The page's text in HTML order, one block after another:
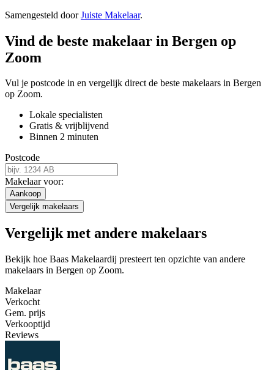
Samengesteld doorJuiste Makelaar.
Vind de beste makelaar in Bergen op
Zoom
Vul je postcode in en vergelijk direct de beste makelaars in Bergen
op Zoom.
Lokale specialisten
Gratis & vrijblijvend
Binnen 2 minuten
Postcode
Makelaar voor:
Aankoop
Vergelijk makelaars
Vergelijk met andere makelaars
Bekijk hoe Baas Makelaardij presteert ten opzichte van andere
makelaars in Bergen op Zoom.
Makelaar
Verkocht
Gem. prijs
Verkooptijd
Reviews